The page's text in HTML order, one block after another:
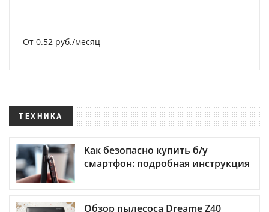
От 0.52 руб./месяц
ТЕХНИКА
Как безопасно купить б/у
смартфон: подробная инструкция
Обзор пылесоса Dreame Z40